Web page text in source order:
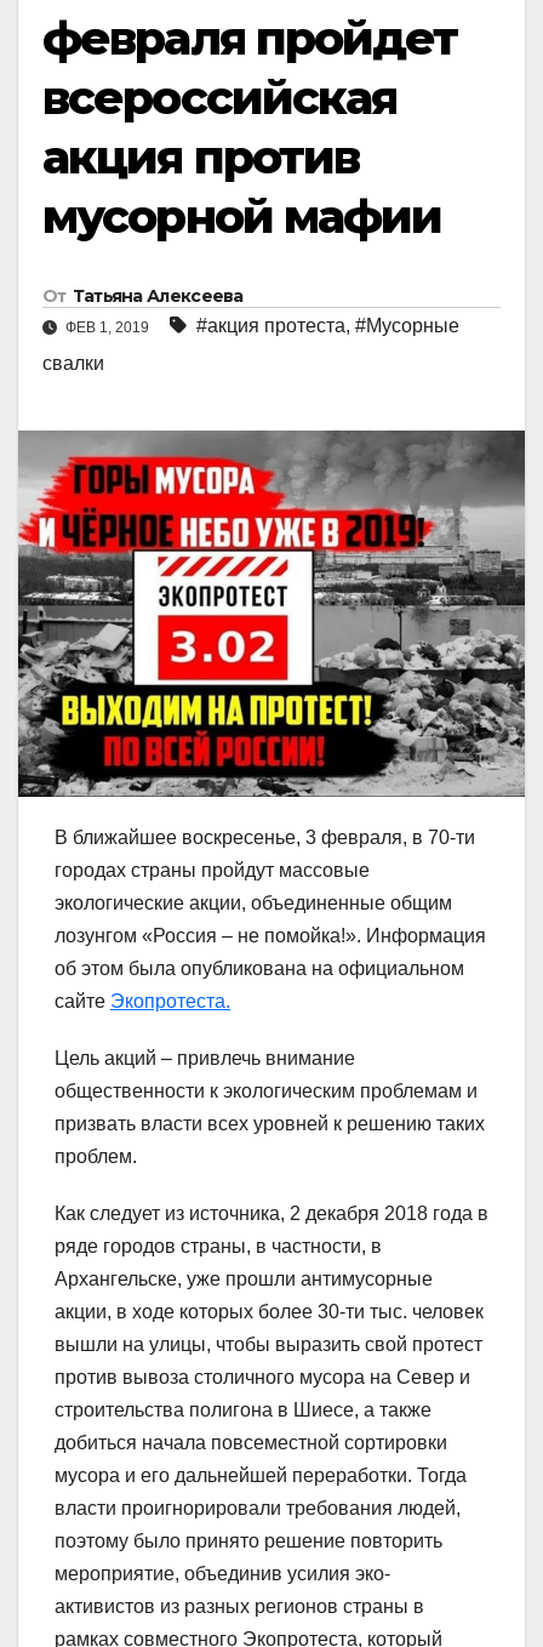
февраля пройдет
всероссийская
акция против
мусорной мафии
От Татьяна Алексеева
ФЕВ 1, 2019 #акция протеста, #Мусорные
свалки
В ближайшее воскресенье, 3 февраля, в 70-ти
городах страны пройдут массовые
экологические акции, объединенные общим
лозунгом «Россия – не помойка!». Информация
об этом была опубликована на официальном
сайте Экопротеста.
Цель акций – привлечь внимание
общественности к экологическим проблемам и
призвать власти всех уровней к решению таких
проблем.
Как следует из источника, 2 декабря 2018 года в
ряде городов страны, в частности, в
Архангельске, уже прошли антимусорные
акции, в ходе которых более 30-ти тыс. человек
вышли на улицы, чтобы выразить свой протест
против вывоза столичного мусора на Север и
строительства полигона в Шиесе, а также
добиться начала повсеместной сортировки
мусора и его дальнейшей переработки. Тогда
власти проигнорировали требования людей,
поэтому было принято решение повторить
мероприятие, объединив усилия эко-
активистов из разных регионов страны в
рамках совместного Экопротеста, который